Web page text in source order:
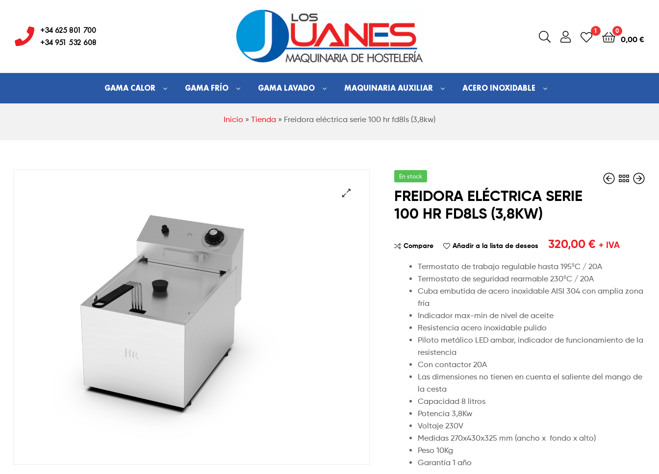
+34 625 801 700
+34 951 532 608
Hostelería
Los
Juanes
1 0
0,00 €
GAMA CALOR GAMA FRÍO GAMA LAVADO MAQUINARIA AUXILIAR ACERO INOXIDABLE
Inicio » Tienda » Freidora eléctrica serie 100 hr fd8ls (3,8kw)
Los
En stock
FREIDORA ELÉCTRICA SERIE
100 HR FD8LS (3,8KW)
Compare Añadir a la lista de deseos 320,00€ + IVA
Termostato de trabajo regulable hasta 195ºC / 20A
Termostato de seguridad rearmable 230ºC / 20A
Cuba embutida de acero inoxidable AISI 304 con amplia zona
fría
Indicador max-min de nivel de aceite
Resistencia acero inoxidable pulido
Piloto metálico LED ambar, indicador de funcionamiento de la
resistencia
Con contactor 20A
Las dimensiones no tienen en cuenta el saliente del mango de
la cesta
Capacidad 8 litros
Potencia 3,8Kw
Voltaje 230V
Medidas 270x430x325 mm (ancho x fondo x alto)
Peso 10Kg
Garantía 1 año